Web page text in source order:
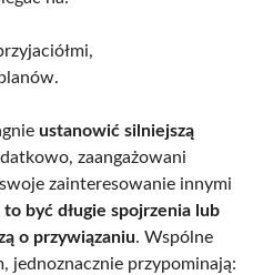
ustanowić silniejszą
zaangażowani
zainteresowanie innymi
to być długie spojrzenia lub
o przywiązaniu. Wspólne
jednoznacznie przypominają: